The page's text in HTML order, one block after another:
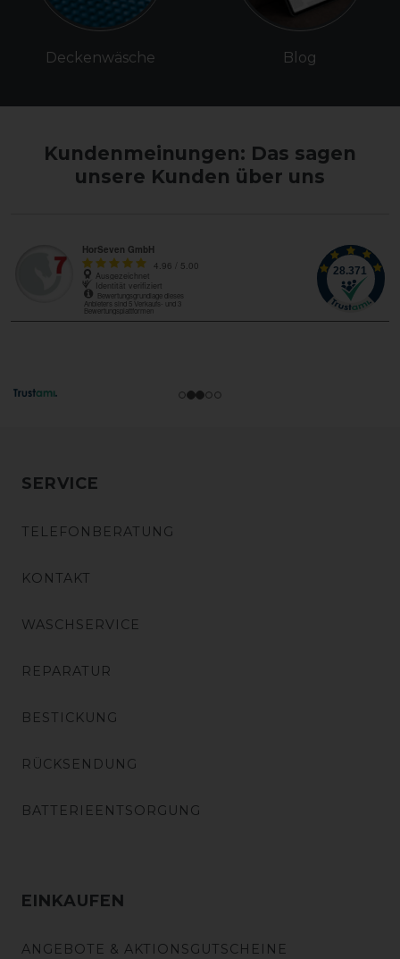
Deckenwäsche Blog
Kundenmeinungen: Das sagen
unsere Kunden über uns
SERVICE
TELEFONBERATUNG
KONTAKT
WASCHSERVICE
REPARATUR
BESTICKUNG
RÜCKSENDUNG
BATTERIEENTSORGUNG
EINKAUFEN
ANGEBOTE & AKTIONSGUTSCHEINE